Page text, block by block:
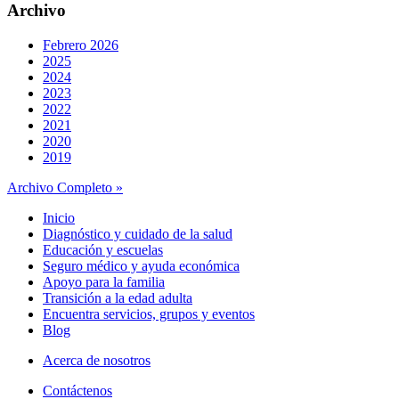
Archivo
Febrero 2026
2025
2024
2023
2022
2021
2020
2019
Archivo Completo »
Inicio
Diagnóstico y cuidado de la salud
Educación y escuelas
Seguro médico y ayuda económica
Apoyo para la familia
Transición a la edad adulta
Encuentra servicios, grupos y eventos
Blog
Acerca de nosotros
Contáctenos